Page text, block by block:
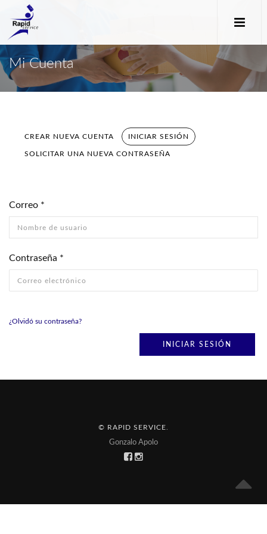
Mi Cuenta
Solapas principales
CREAR NUEVA CUENTA INICIAR SESIÓN
(SOLAPA
ACTIVA)
SOLICITAR UNA NUEVA CONTRASEÑA
Correo *
Contraseña *
¿Olvidó su contraseña?
© RAPID SERVICE
Gonzalo Apolo